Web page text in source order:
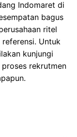
Indomaret di
bagus
ritel
Untuk
kunjungi
rekrutmen